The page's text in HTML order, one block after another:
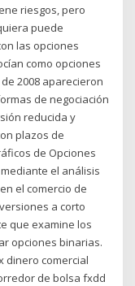
riesgos, pero
puede
las opciones
como opciones
2008 aparecieron
de negociación
reducida y
plazos de
de Opciones
el análisis
el comercio de
a corto
que examine los
opciones binarias.
dinero comercial
de bolsa fxdd